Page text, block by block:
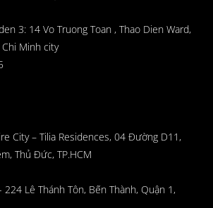
3: 14 Vo Truong Toan , Thao Dien Ward,
Minh city
City – Tilia Residences, 04 Đường D11,
Thủ Đức, TP.HCM
224 Lê Thánh Tôn, Bến Thành, Quận 1,